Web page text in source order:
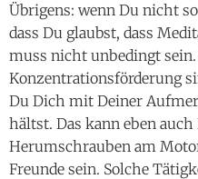
Übrigens: wenn Du nicht
dass Du glaubst, dass
muss nicht unbedingt
Konzentrationsförderung
Du Dich mit Deiner
hältst. Das kann eben auch
Herumschrauben am
Freunde sein. Solche